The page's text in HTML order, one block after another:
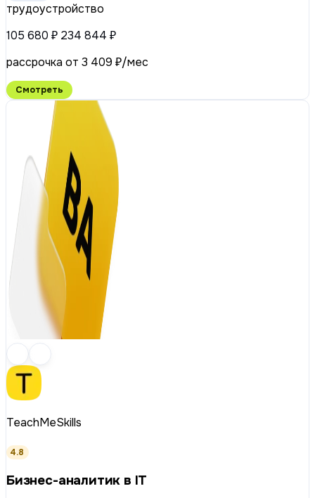
трудоустройство
105 680 ₽ 234 844 ₽
рассрочка от 3 409 ₽/мес
Смотреть
TeachMeSkills
4.8
Бизнес-аналитик в IT